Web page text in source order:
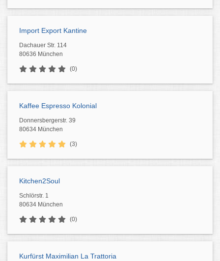
Import Export Kantine
Dachauer Str. 114
80636 München
(0)
Kaffee Espresso Kolonial
Donnersbergerstr. 39
80634 München
(3)
Kitchen2Soul
Schlörstr. 1
80634 München
(0)
Kurfürst Maximilian La Trattoria